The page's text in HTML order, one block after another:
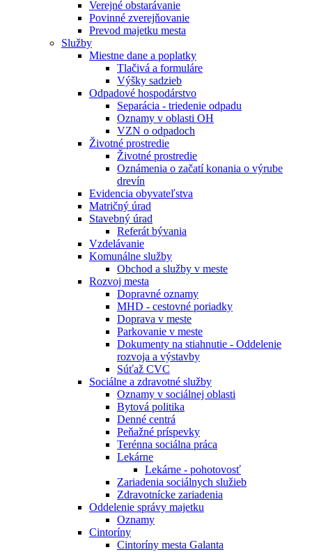
Verejné obstarávanie
Povinné zverejňovanie
Prevod majetku mesta
Služby
Miestne dane a poplatky
Tlačivá a formuláre
Výšky sadzieb
Odpadové hospodárstvo
Separácia - triedenie odpadu
Oznamy v oblasti OH
VZN o odpadoch
Životné prostredie
Životné prostredie
Oznámenia o začatí konania o výrube
drevín
Evidencia obyvateľstva
Matričný úrad
Stavebný úrad
Referát bývania
Vzdelávanie
Komunálne služby
Obchod a služby v meste
Rozvoj mesta
Dopravné oznamy
MHD - cestovné poriadky
Doprava v meste
Parkovanie v meste
Dokumenty na stiahnutie - Oddelenie
rozvoja a výstavby
Súťaž CVC
Sociálne a zdravotné služby
Oznamy v sociálnej oblasti
Bytová politika
Denné centrá
Peňažné príspevky
Terénna sociálna práca
Lekárne
Lekárne - pohotovosť
Zariadenia sociálnych služieb
Zdravotnícke zariadenia
Oddelenie správy majetku
Oznamy
Cintoríny
Cintoríny mesta Galanta